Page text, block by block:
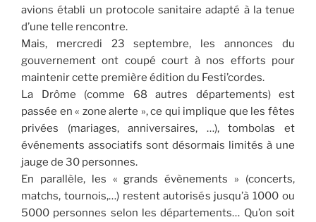
avions établi un protocole sanitaire adapté à la tenue
d’une telle rencontre.
Mais, mercredi 23 septembre, les annonces du
gouvernement ont coupé court à nos efforts pour
maintenir cette première édition du Festi’cordes.
La Drôme (comme 68 autres départements) est
passée en « zone alerte », ce qui implique que les fêtes
privées (mariages, anniversaires, …), tombolas et
événements associatifs sont désormais limités à une
jauge de 30 personnes.
En parallèle, les « grands évènements » (concerts,
matchs, tournois,…) restent autorisés jusqu’à 1000 ou
5000 personnes selon les départements… Qu’on soit